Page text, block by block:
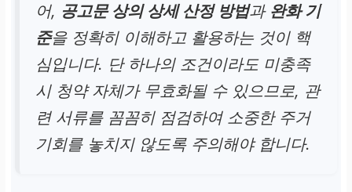
어, 공고문 상의 상세 산정 방법과 완화 기
준을 정확히 이해하고 활용하는 것이 핵
심입니다. 단 하나의 조건이라도 미충족
시 청약 자체가 무효화될 수 있으므로, 관
련 서류를 꼼꼼히 점검하여 소중한 주거
기회를 놓치지 않도록 주의해야 합니다.